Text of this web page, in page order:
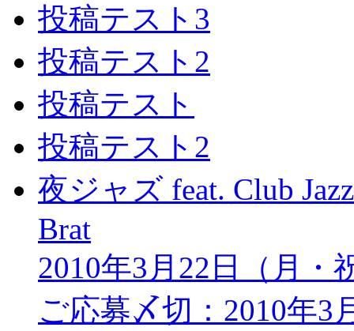
投稿テスト3
投稿テスト2
投稿テスト
投稿テスト2
夜ジャズ feat. Club
Brat
2010年3月22日（月・
ご応募〆切：2010年3